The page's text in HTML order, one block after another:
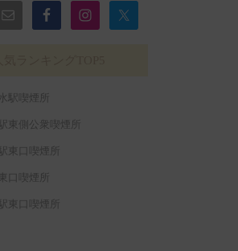
駅喫煙所
東側公衆喫煙所
東口喫煙所
口喫煙所
東口喫煙所